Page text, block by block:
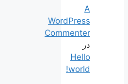
A
WordPress
Commenter
در
Hello
world!